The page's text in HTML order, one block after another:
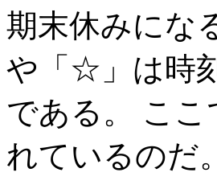
期末休みにな
や「☆」は時
である。 こ
れているのだ。